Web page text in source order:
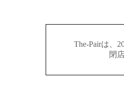
The-Pairは、
閉